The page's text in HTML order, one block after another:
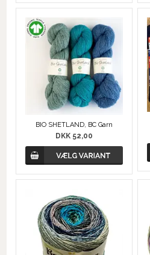
BIO SHETLAND, BC Garn
DKK 52,00